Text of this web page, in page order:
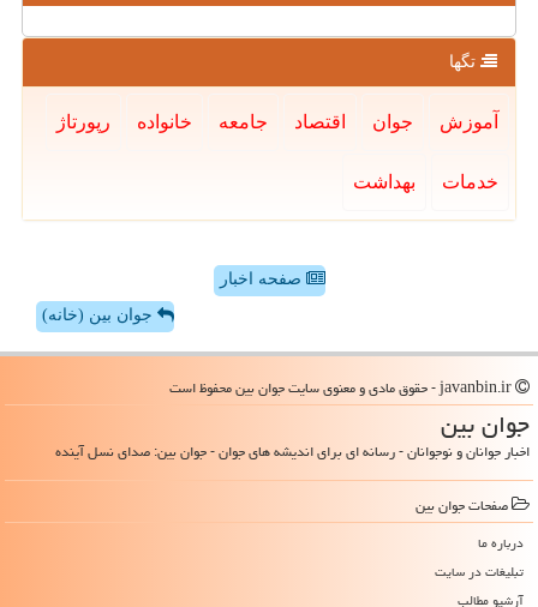
تگها
آموزش جوان اقتصاد جامعه خانواده رپورتاژ
خدمات بهداشت
صفحه اخبار
جوان بین (خانه)
جوان بین
اخبار جوانان و نوجوانان - رسانه ای برای اندیشه های جوان - جوان بین: صدای نسل آینده
صفحات جوان بین
درباره ما
تبلیغات در سایت
آرشیو مطالب